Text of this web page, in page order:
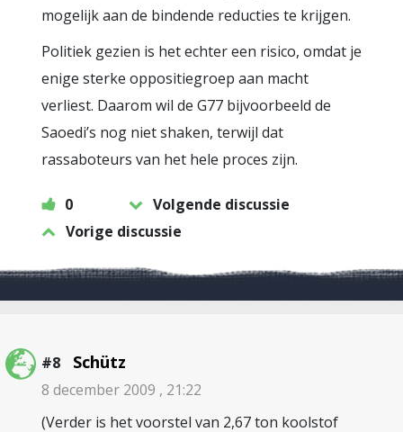
mogelijk aan de bindende reducties te krijgen.
Politiek gezien is het echter een risico, omdat je
enige sterke oppositiegroep aan macht
verliest. Daarom wil de G77 bijvoorbeeld de
Saoedi’s nog niet shaken, terwijl dat
rassaboteurs van het hele proces zijn.
0
Volgende discussie
Vorige discussie
#8 Schütz
8 december 2009 , 21:22
(Verder is het voorstel van 2,67 ton koolstof